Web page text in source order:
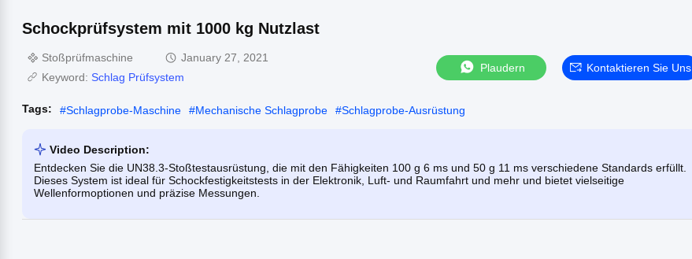
Schockprüfsystem mit 1000 kg Nutzlast
Stoßprüfmaschine
January 27, 2021
Keyword: Schlag Prüfsystem
Plaudern Kontaktieren Sie Uns
Tags: #Schlagprobe-Maschine #Mechanische Schlagprobe #Schlagprobe-Ausrüstung
Video Description:
Entdecken Sie die UN38.3-Stoßtestausrüstung, die mit den Fähigkeiten 100 g 6 ms und 50 g 11 ms verschiedene Standards erfüllt.
Dieses System ist ideal für Schockfestigkeitstests in der Elektronik, Luft- und Raumfahrt und mehr und bietet vielseitige
Wellenformoptionen und präzise Messungen.